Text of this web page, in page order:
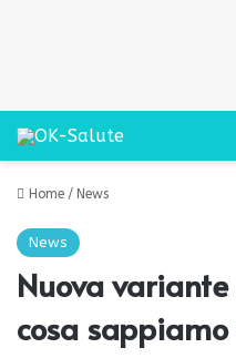
Home / News
News
Nuova
cosa